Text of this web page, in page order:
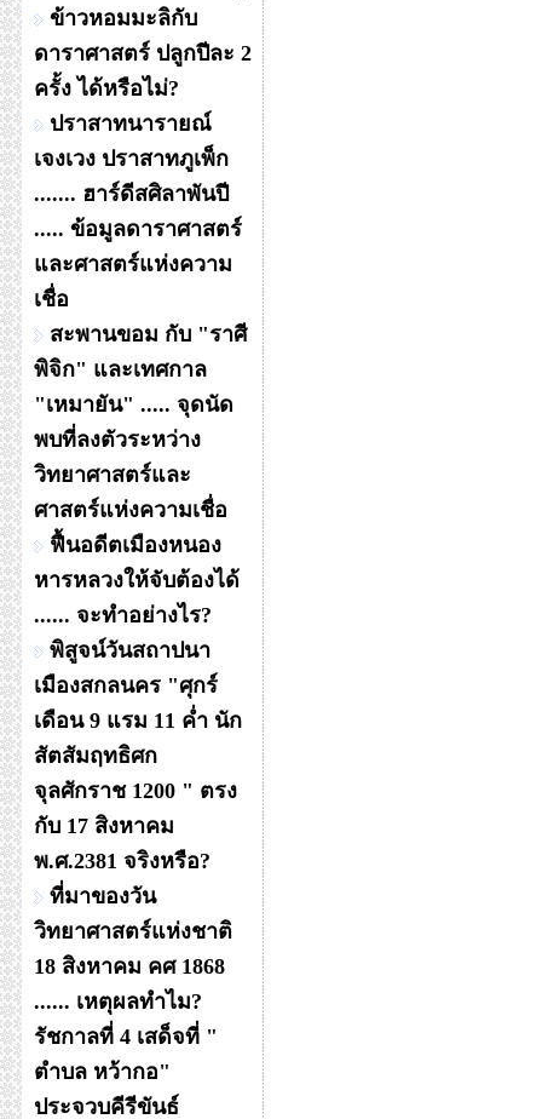
ข้าวหอมมะลิกับ
ดาราศาสตร์ ปลูกปีละ 2
ครั้ง ได้หรือไม่?
ปราสาทนารายณ์
เจงเวง ปราสาทภูเพ็ก
....... ฮาร์ดีสศิลาพันปี
..... ข้อมูลดาราศาสตร์
และศาสตร์แห่งความ
เชื่อ
สะพานขอม กับ "ราศี
พิจิก" และเทศกาล
"เหมายัน" ..... จุดนัด
พบที่ลงตัวระหว่าง
วิทยาศาสตร์และ
ศาสตร์แห่งความเชื่อ
ฟื้นอดีตเมืองหนอง
หารหลวงให้จับต้องได้
...... จะทำอย่างไร?
พิสูจน์วันสถาปนา
เมืองสกลนคร "ศุกร์
เดือน 9 แรม 11 ค่ำ นัก
สัตสัมฤทธิศก
จุลศักราช 1200 " ตรง
กับ 17 สิงหาคม
พ.ศ.2381 จริงหรือ?
ที่มาของวัน
วิทยาศาสตร์แห่งชาติ
18 สิงหาคม คศ 1868
...... เหตุผลทำไม?
รัชกาลที่ 4 เสด็จที่ "
ตำบล หว้ากอ"
ประจวบคีรีขันธ์